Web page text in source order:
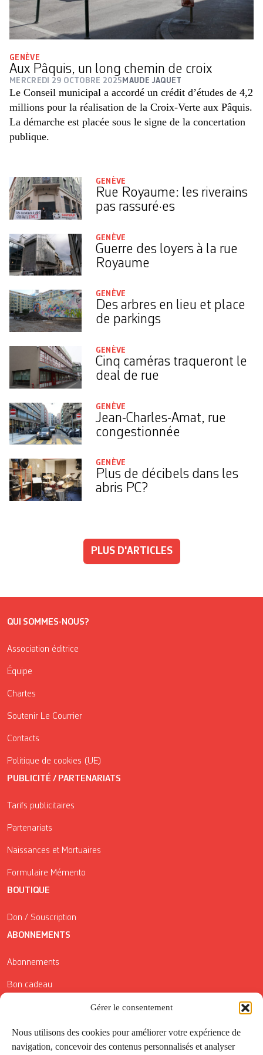
Gérer le consentement
Nous utilisons des cookies pour améliorer votre expérience de
navigation, concevoir des contenus personnalisés et analyser
GENÈVE
Aux Pâquis, un long chemin de croix
MERCREDI 29 OCTOBRE 2025 MAUDE JAQUET
Le Conseil municipal a accordé un crédit d’études de 4,2
millions pour la réalisation de la Croix-Verte aux Pâquis.
La démarche est placée sous le signe de la concertation
publique.
GENÈVE
Rue Royaume: les riverains
pas rassuré·es
GENÈVE
Guerre des loyers à la rue
Royaume
GENÈVE
Des arbres en lieu et place
de parkings
GENÈVE
Cinq caméras traqueront le
deal de rue
GENÈVE
Jean-Charles-Amat, rue
congestionnée
GENÈVE
Plus de décibels dans les
abris PC?
PLUS D'ARTICLES
QUI SOMMES-NOUS?
Association éditrice
Équipe
Chartes
Soutenir Le Courrier
Contacts
Politique de cookies (UE)
PUBLICITÉ / PARTENARIATS
Tarifs publicitaires
Partenariats
Naissances et Mortuaires
Formulaire Mémento
BOUTIQUE
Don / Souscription
ABONNEMENTS
Abonnements
Bon cadeau
Conditions générales de vente
Réductions de la Carte Côté Courrier
Application